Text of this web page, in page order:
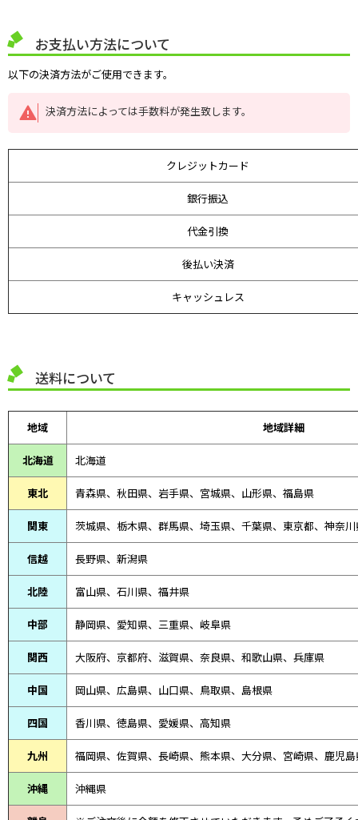
お支払い方法について
以下の決済方法がご使用できます。
決済方法によっては手数料が発生致します。
クレジットカード
銀行振込
代金引換
後払い決済
キャッシュレス
送料について
地域 地域詳細
北海道 北海道
東北 青森県、 秋田県、 岩手県、宮城県、山形県、福島県
関東 茨城県、栃木県、群馬県、埼玉県、千葉県、東京都、神奈
信越 長野県、新潟県
北陸 富山県、 石川県、 福井県
中部 静岡県、 愛知県、 三重県、 岐阜県
関西 大阪府、京都府、滋賀県、奈良県、和歌山県、兵庫県
中国 岡山県、広島県、山口県、鳥取県、島根県
四国 香川県、徳島県、愛媛県、高知県
九州 福岡県、佐賀県、長崎県、熊本県、大分県、宮崎県、鹿児
沖縄 沖縄県